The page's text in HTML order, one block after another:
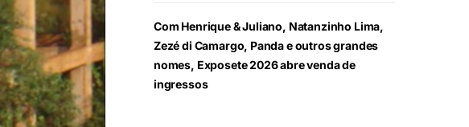
Com Henrique & Juliano, Natanzinho Lima,
Zezé di Camargo, Panda e outros grandes
nomes, Exposete 2026 abre venda de
ingressos